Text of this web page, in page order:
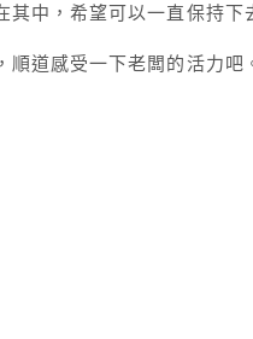
中，希望可以一直保持下
道感受一下老闆的活力吧